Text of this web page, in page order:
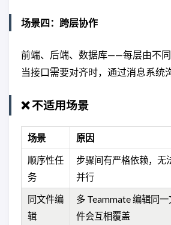
场景四：跨层协作
前端、后端、数据库——每层由不同
当接口需要对齐时，通过消息系统
❌ 不适用场景
场景 原因
顺序性任
务
步骤间有严格依赖，无
并行
同文件编
辑
多 Teammate 编辑同一
件会互相覆盖